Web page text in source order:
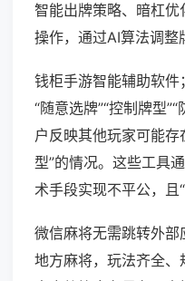
智能出牌策略、暗杠
操作，通过AI算法调整
钱柜手游智能辅助软
“随意选牌”“控制牌型
户反映其他玩家可能存
型”的情况。这些工具
术手段实现不平公，且“
微信麻将无需跳转外
地方麻将，玩法齐全